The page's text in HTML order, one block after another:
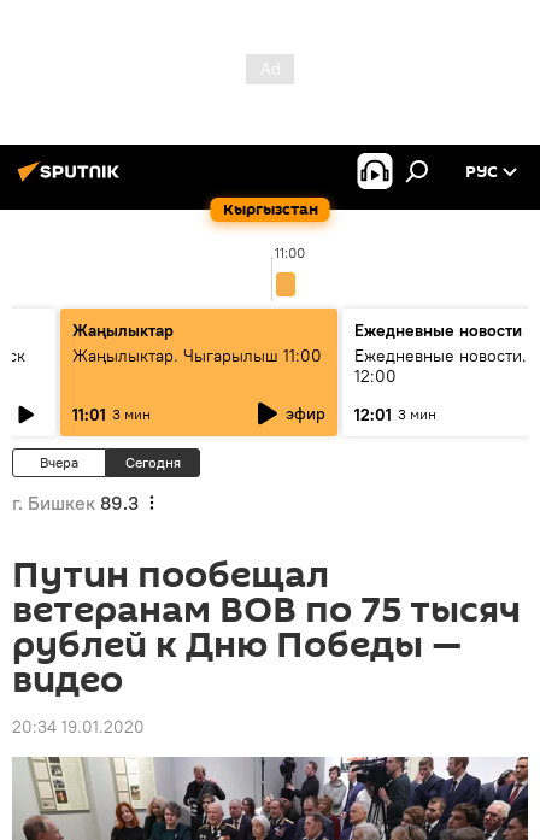
Кыргызстан
РУС
11:00
Жаңылыктар
Жаңылыктар. Чыгарылыш 11:00
11:01 3 мин эфир
Ежедневные новости
Ежедневные новости.
12:00
12:01 3 мин
Вчера Сегодня
г. Бишкек 89.3
Путин пообещал
ветеранам ВОВ по 75 тысяч
рублей к Дню Победы —
видео
20:34 19.01.2020